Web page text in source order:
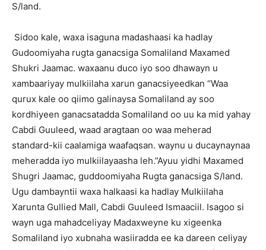
S/land.
Sidoo kale, waxa isaguna madashaasi ka hadlay
Gudoomiyaha rugta ganacsiga Somaliland Maxamed
Shukri Jaamac. waxaanu duco iyo soo dhawayn u
xambaariyay mulkiilaha xarun ganacsiyeedkan “Waa
qurux kale oo qiimo galinaysa Somaliland ay soo
kordhiyeen ganacsatadda Somaliland oo uu ka mid yahay
Cabdi Guuleed, waad aragtaan oo waa meherad
standard-kii caalamiga waafaqsan. waynu u ducaynaynaa
meheradda iyo mulkiilayaasha leh.”Ayuu yidhi Maxamed
Shugri Jaamac, guddoomiyaha Rugta ganacsiga S/land.
Ugu dambayntii waxa halkaasi ka hadlay Mulkiilaha
Xarunta Gullied Mall, Cabdi Guuleed Ismaaciil. Isagoo si
wayn uga mahadceliyay Madaxweyne ku xigeenka
Somaliland iyo xubnaha wasiiradda ee ka dareen celiyay